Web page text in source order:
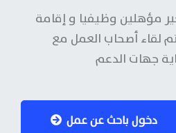
مؤهلين وظيفيا و إقامة
لقاء أصحاب العمل مع
جهات الدعم
دخول باحث عن عمل